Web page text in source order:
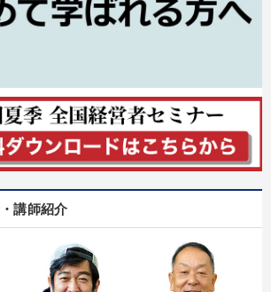
講師紹介